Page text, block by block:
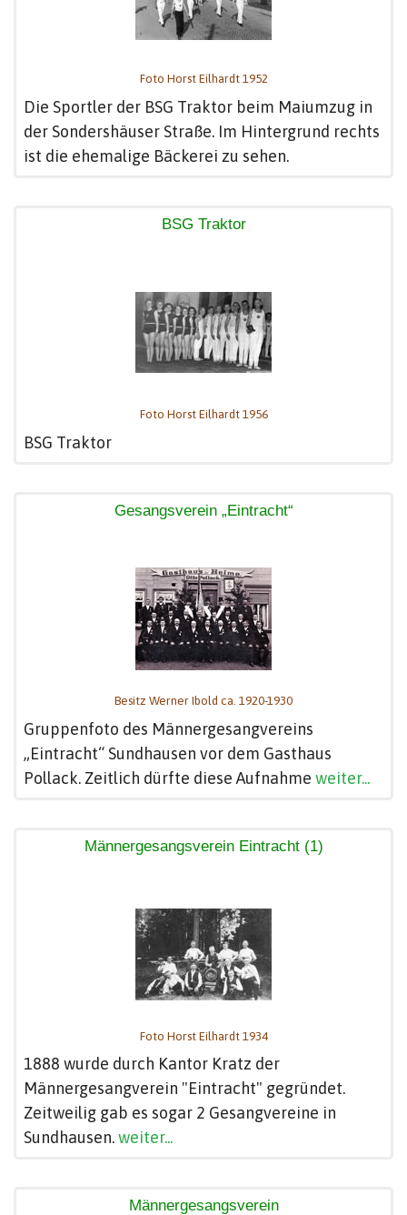
Foto Horst Eilhardt 1952
Die Sportler der BSG Traktor beim Maiumzug in
der Sondershäuser Straße. Im Hintergrund rechts
ist die ehemalige Bäckerei zu sehen.
BSG Traktor
Foto Horst Eilhardt 1956
BSG Traktor
Gesangsverein „Eintracht“
Besitz Werner Ibold ca. 1920-1930
Gruppenfoto des Männergesangvereins
„Eintracht“ Sundhausen vor dem Gasthaus
Pollack. Zeitlich dürfte diese Aufnahme weiter...
Männergesangsverein Eintracht (1)
Foto Horst Eilhardt 1934
1888 wurde durch Kantor Kratz der
Männergesangverein "Eintracht" gegründet.
Zeitweilig gab es sogar 2 Gesangvereine in
Sundhausen.weiter...
Männergesangsverein